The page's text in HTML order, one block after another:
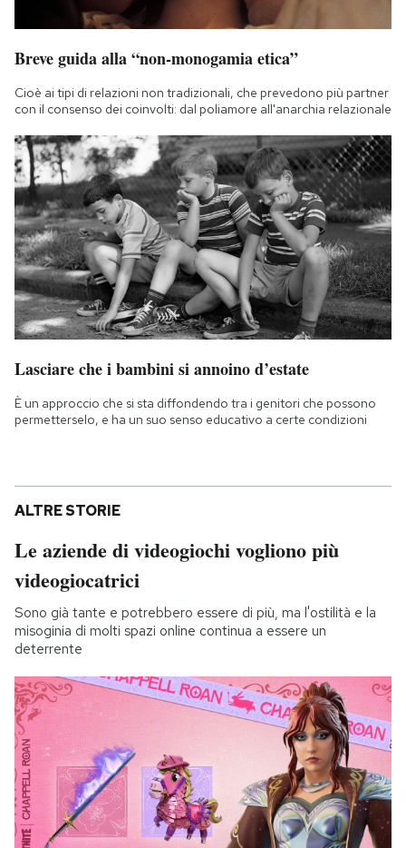
Breve guida alla “non-monogamia etica”
Cioè ai tipi di relazioni non tradizionali, che prevedono più partner
con il consenso dei coinvolti: dal poliamore all'anarchia relazionale
Lasciare che i bambini si annoino d’estate
È un approccio che si sta diffondendo tra i genitori che possono
permetterselo, e ha un suo senso educativo a certe condizioni
ALTRE STORIE
Le aziende di videogiochi vogliono più
videogiocatrici
Sono già tante e potrebbero essere di più, ma l'ostilità e la
misoginia di molti spazi online continua a essere un
deterrente